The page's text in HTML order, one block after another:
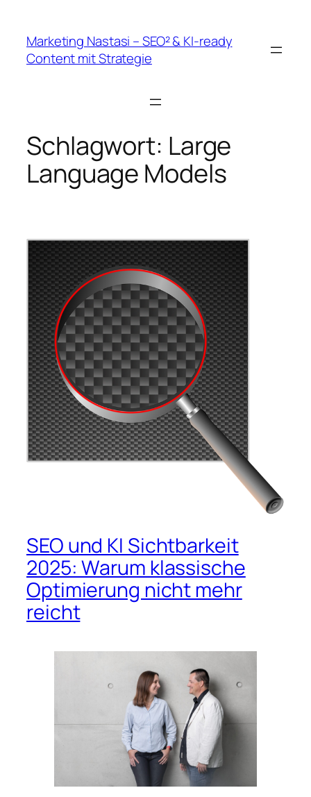
springen
Marketing Nastasi – SEO² & KI-ready
Content mit Strategie
Schlagwort: Large
Language Models
SEO und KI Sichtbarkeit
2025: Warum klassische
Optimierung nicht mehr
reicht